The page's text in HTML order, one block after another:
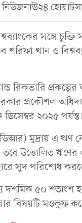
নিউজনাউ২৪
সঙ্গে
খান ও
রিকভারি
প্রকৌশল
২০২৫ পর্যন্ত।
মুদ্রায় এ ঋণ
উত্তোলিত ঋণের
সুদ পরিশোধ
দশমিক ৫০ শতাংশ
বিষয়টি মওকুফ